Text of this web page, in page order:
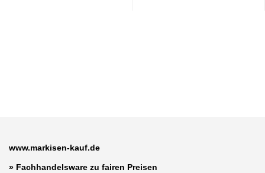
www.markisen-kauf.de
» Fachhandelsware zu fairen Preisen